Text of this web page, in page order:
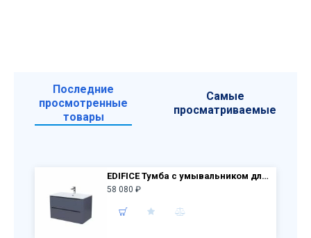
Последние
просмотренные
товары
Самые
просматриваемые
EDIFICE Тумба с умывальником для ванной комнаты, подвесная 80 см EDI80D0i95K (темно-серый)
58 080 ₽